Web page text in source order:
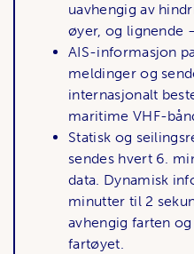
uavhengig av
øyer, og lignende
AIS-informasjon
meldinger og
internasjonalt
maritime VHF-
Statisk og
sendes hvert 6.
data. Dynamisk
minutter til 2
avhengig farten
fartøyet.